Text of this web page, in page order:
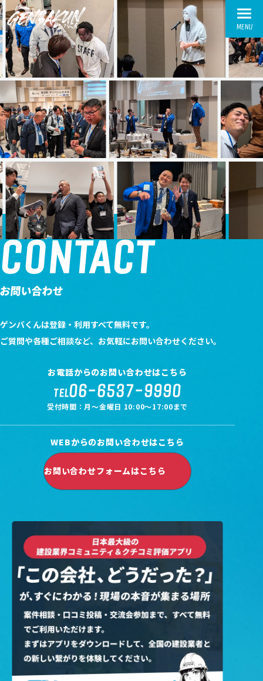
TOP
トップ
ABOUT
ゲンバくんとは
WORKS
活動実績
交流会実績
お繋ぎ実績
SPONSOR-INTRODUCTION
スポンサー様紹介
SPONSOR-RECRUIT
COMPANY
メンバー紹介
GENBAKUN-HERO
GENBAKUN HEROES
MENU
問い合わせ
ゲンバくんは登録・利用すべて無料です。
ご質問や各種ご相談など、お気軽にお問い合わせください。
お電話からのお問い合わせはこちら
TEL06-6537-9990
受付時間：月～金曜日 10:00～17:00まで
WEBからのお問い合わせはこちら
お問い合わせフォームはこちら